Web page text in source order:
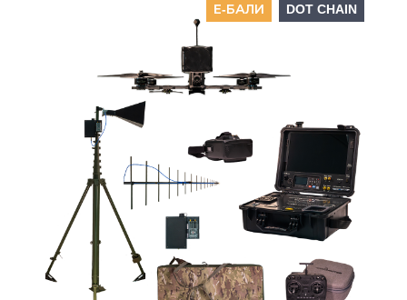
Е-БАЛИ DOT CHAIN